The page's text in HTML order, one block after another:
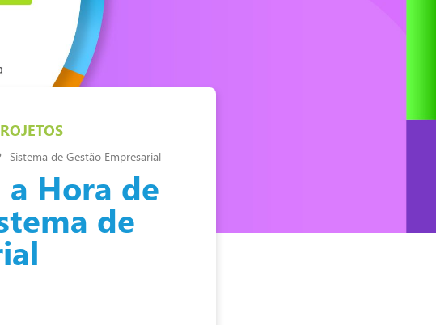
Sistema de Gestão Empresarial
a Hora de
de